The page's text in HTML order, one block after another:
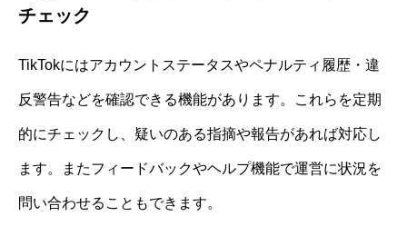
チェック
TikTokにはアカウントステータスやペナルティ履歴・違
反警告などを確認できる機能があります。これらを定期
的にチェックし、疑いのある指摘や報告があれば対応し
ます。またフィードバックやヘルプ機能で運営に状況を
問い合わせることもできます。